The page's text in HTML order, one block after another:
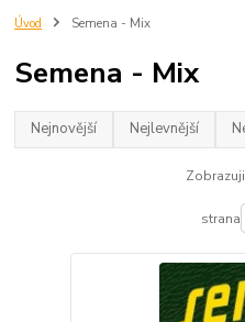
Úvod Semena - Mix
Semena - Mix
Nejnovější Nejlevnější
strana